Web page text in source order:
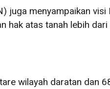
juga menyampaikan
hak atas tanah lebih
wilayah daratan dan